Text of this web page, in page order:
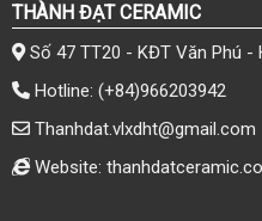
THÀNH ĐẠT CERAMIC
Số 47 TT20 - KĐT Văn Phú -
Hotline: (+84)966203942
Thanhdat.vlxdht@gmail.com
Website: